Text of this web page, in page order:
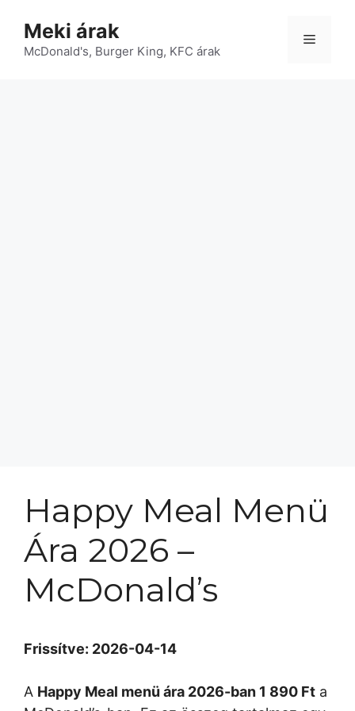
tartalomba
Meki árak
McDonald's, Burger King, KFC árak
Menü
Happy Meal Menü
Ára 2026 –
McDonald’s
Frissítve: 2026-04-14
A Happy Meal menü ára 2026-ban 1 890 Ft a